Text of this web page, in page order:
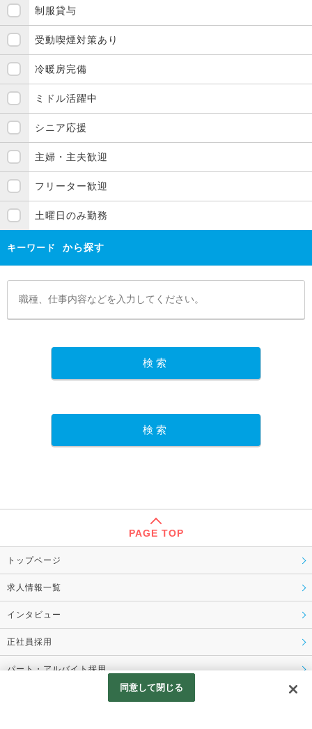
制服貸与
受動喫煙対策あり
冷暖房完備
ミドル活躍中
シニア応援
主婦・主夫歓迎
フリーター歓迎
土曜日のみ勤務
キーワード から探す
PAGE TOP
トップページ
求人情報一覧
インタビュー
正社員採用
パート・アルバイト採用
同意して閉じる